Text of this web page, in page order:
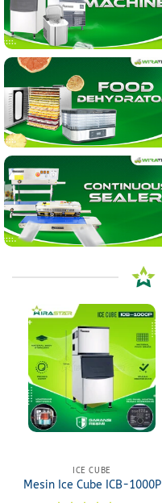
ICE CUBE
Mesin Ice Cube ICB-1000P